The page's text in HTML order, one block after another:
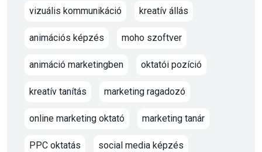
vizuális kommunikáció kreatív állás
animációs képzés moho szoftver
animáció marketingben oktatói pozíció
kreatív tanítás marketing ragadozó
online marketing oktató marketing tanár
PPC oktatás social media képzés